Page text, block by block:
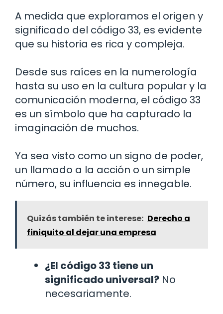
A medida que exploramos el origen y
significado del código 33, es evidente
que su historia es rica y compleja.
Desde sus raíces en la numerología
hasta su uso en la cultura popular y la
comunicación moderna, el código 33
es un símbolo que ha capturado la
imaginación de muchos.
Ya sea visto como un signo de poder,
un llamado a la acción o un simple
número, su influencia es innegable.
Quizás también te interese: Derecho a
finiquito al dejar una empresa
¿El código 33 tiene un
significado universal? No
necesariamente.